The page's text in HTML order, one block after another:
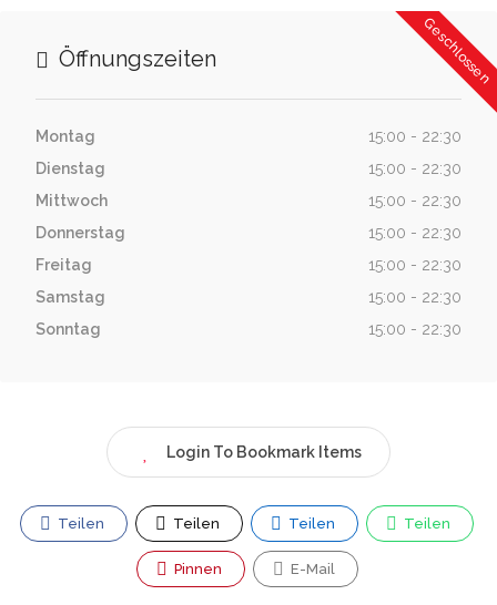
Geschlossen
Öffnungszeiten
Montag
15:00 - 22:30
Dienstag
15:00 - 22:30
Mittwoch
15:00 - 22:30
Donnerstag
15:00 - 22:30
Freitag
15:00 - 22:30
Samstag
15:00 - 22:30
Sonntag
15:00 - 22:30
Login To Bookmark Items
Teilen Teilen Teilen Teilen
Pinnen E-Mail